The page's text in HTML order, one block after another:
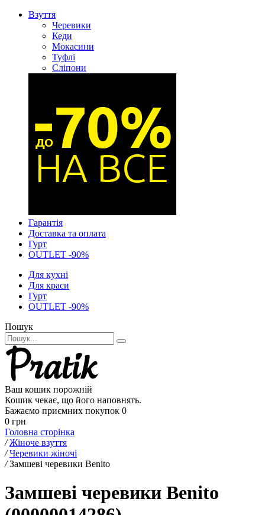
Взуття
Черевики
Кеди
Мокасини
Туфлі
Сліпони
Гарантія
Доставка та оплата
Гурт
OUTLET -90%
Для кухні
Для краси
Гурт
OUTLET -90%
Пошук
Ваш кошик порожній
Кошик чекає, що його наповнять.
Бажаємо приємних покупок 0
0 грн
Головна сторінка
/ Жіноче взуття
/ Черевики жіночі
/ Замшеві черевики Benito
Замшеві черевики Benito